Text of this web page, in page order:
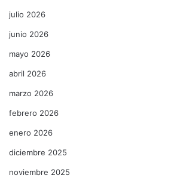
julio 2026
junio 2026
mayo 2026
abril 2026
marzo 2026
febrero 2026
enero 2026
diciembre 2025
noviembre 2025